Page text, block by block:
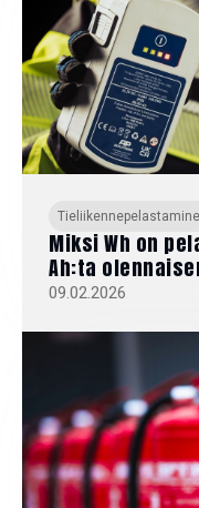
Miksi Wh on
Ah:ta
09.02.2026